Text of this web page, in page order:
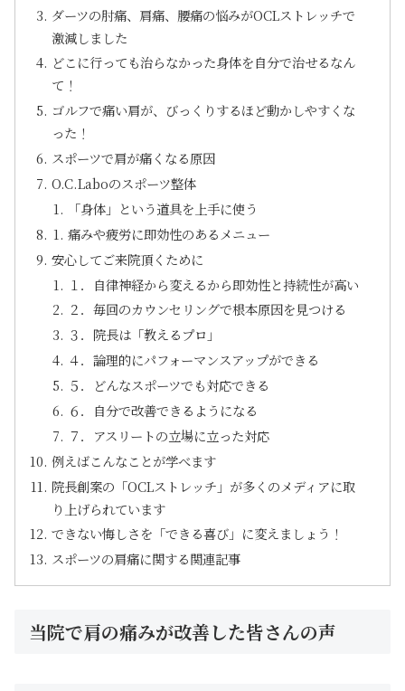
ダーツの肘痛、肩痛、腰痛の悩みがOCLストレッチで
激減しました
どこに行っても治らなかった身体を自分で治せるなん
て！
ゴルフで痛い肩が、びっくりするほど動かしやすくな
った！
スポーツで肩が痛くなる原因
O.C.Laboのスポーツ整体
「身体」という道具を上手に使う
痛みや疲労に即効性のあるメニュー
安心してご来院頂くために
１．自律神経から変えるから即効性と持続性が高い
２．毎回のカウンセリングで根本原因を見つける
３．院長は「教えるプロ」
４．論理的にパフォーマンスアップができる
５．どんなスポーツでも対応できる
６．自分で改善できるようになる
７．アスリートの立場に立った対応
例えばこんなことが学べます
院長創案の「OCLストレッチ」が多くのメディアに取
り上げられています
できない悔しさを「できる喜び」に変えましょう！
スポーツの肩痛に関する関連記事
当院で肩の痛みが改善した皆さんの声